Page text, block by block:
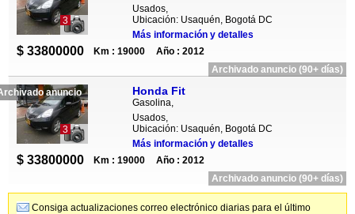
3
Usados,
Ubicación: Usaquén, Bogotá DC
Más información y detalles
$ 33800000 Km : 19000
Año : 2012
Archivado anuncio (90+ días)
anuncio
3
Honda Fit
Gasolina,
Usados,
Ubicación: Usaquén, Bogotá DC
Más información y detalles
$ 33800000 Km : 19000
Año : 2012
Archivado anuncio (90+ días)
Consiga actualizaciones correo electrónico diarias para el último